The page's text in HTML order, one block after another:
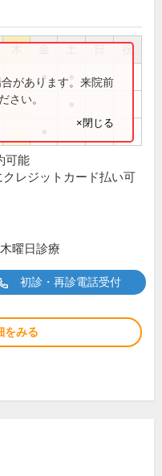
祝
●
があります。来院前
さい。
×閉じる
可能
レジットカード払い可
曜日診療
初診・再診電話受付
をみる